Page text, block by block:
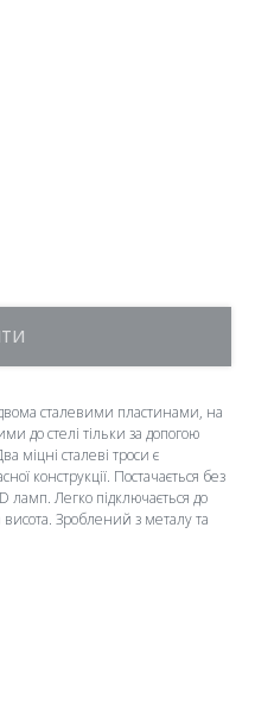
сталевими пластинами, на
до стелі тільки за допогою
міцні сталеві троси є
конструкції. Постачається без
ламп. Легко підключається до
Зроблений з металу та